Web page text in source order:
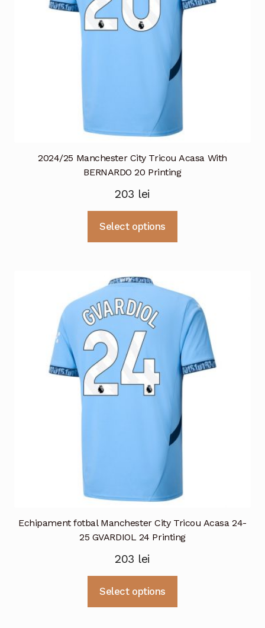
în
2024/25 Manchester City Tricou Acasa With
BERNARDO 20 Printing
203 lei
Select options
variații.
Opțiunile
pot
fi
alese
în
Echipament fotbal Manchester City Tricou Acasa 24-
25 GVARDIOL 24 Printing
203 lei
Select options